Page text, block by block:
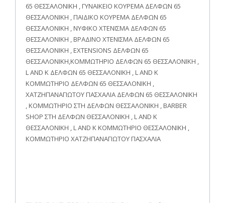
65 ΘΕΣΣΑΛΟΝΙΚΗ , ΓΥΝΑΙΚΕΙΟ ΚΟΥΡΕΜΑ ΔΕΛΦΩΝ 65
ΘΕΣΣΑΛΟΝΙΚΗ , ΠΑΙΔΙΚΟ ΚΟΥΡΕΜΑ ΔΕΛΦΩΝ 65
ΘΕΣΣΑΛΟΝΙΚΗ , ΝΥΦΙΚΟ ΧΤΕΝΙΣΜΑ ΔΕΛΦΩΝ 65
ΘΕΣΣΑΛΟΝΙΚΗ , ΒΡΑΔΙΝΟ ΧΤΕΝΙΣΜΑ ΔΕΛΦΩΝ 65
ΘΕΣΣΑΛΟΝΙΚΗ , EXTENSIONS ΔΕΛΦΩΝ 65
ΘΕΣΣΑΛΟΝΙΚΗ,ΚΟΜΜΩΤΗΡΙΟ ΔΕΛΦΩΝ 65 ΘΕΣΣΑΛΟΝΙΚΗ ,
L AND K ΔΕΛΦΩΝ 65 ΘΕΣΣΑΛΟΝΙΚΗ , L AND K
ΚΟΜΜΩΤΗΡΙΟ ΔΕΛΦΩΝ 65 ΘΕΣΣΑΛΟΝΙΚΗ ,
ΧΑΤΖΗΠΑΝΑΓΙΩΤΟΥ ΠΑΣΧΑΛΙΑ ΔΕΛΦΩΝ 65 ΘΕΣΣΑΛΟΝΙΚΗ
, ΚΟΜΜΩΤΗΡΙΟ ΣΤΗ ΔΕΛΦΩΝ ΘΕΣΣΑΛΟΝΙΚΗ , BARBER
SHOP ΣΤΗ ΔΕΛΦΩΝ ΘΕΣΣΑΛΟΝΙΚΗ , L AND K
ΘΕΣΣΑΛΟΝΙΚΗ , L AND K ΚΟΜΜΩΤΗΡΙΟ ΘΕΣΣΑΛΟΝΙΚΗ ,
ΚΟΜΜΩΤΗΡΙΟ ΧΑΤΖΗΠΑΝΑΓΙΩΤΟΥ ΠΑΣΧΑΛΙΑ